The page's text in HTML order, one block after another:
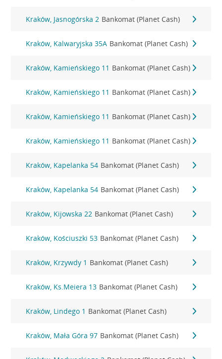
Kraków, Jasnogórska 2 Bankomat (Planet Cash)
Kraków, Kalwaryjska 35A Bankomat (Planet Cash)
Kraków, Kamieńskiego 11 Bankomat (Planet Cash)
Kraków, Kamieńskiego 11 Bankomat (Planet Cash)
Kraków, Kamieńskiego 11 Bankomat (Planet Cash)
Kraków, Kamieńskiego 11 Bankomat (Planet Cash)
Kraków, Kapelanka 54 Bankomat (Planet Cash)
Kraków, Kapelanka 54 Bankomat (Planet Cash)
Kraków, Kijowska 22 Bankomat (Planet Cash)
Kraków, Kościuszki 53 Bankomat (Planet Cash)
Kraków, Krzywdy 1 Bankomat (Planet Cash)
Kraków, Ks.Meiera 13 Bankomat (Planet Cash)
Kraków, Lindego 1 Bankomat (Planet Cash)
Kraków, Mała Góra 97 Bankomat (Planet Cash)